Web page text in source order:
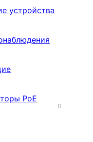
устройства
PoE